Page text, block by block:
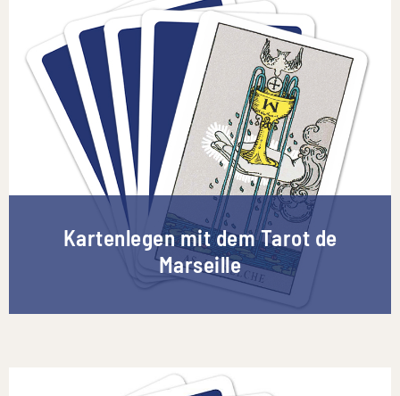
Kartenlegen mit dem Tarot de
Marseille